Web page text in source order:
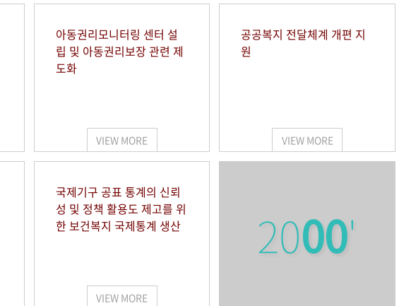
아동권리모니터링 센터 설
립 및 아동권리보장 관련 제
도화
VIEW MORE
공공복지 전달체계 개편 지
원
VIEW MORE
국제기구 공표 통계의 신뢰
성 및 정책 활용도 제고를 위
한 보건복지 국제통계 생산
VIEW MORE
2000'